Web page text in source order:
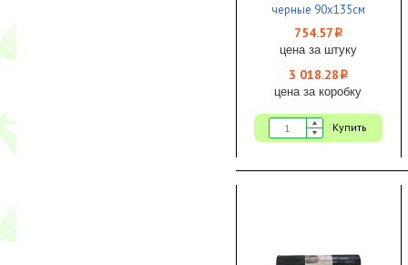
черные 90х135см
Особопрочные 1/4 КБ
754.57 i
цена за штуку
3 018.28 i
цена за коробку
Купить